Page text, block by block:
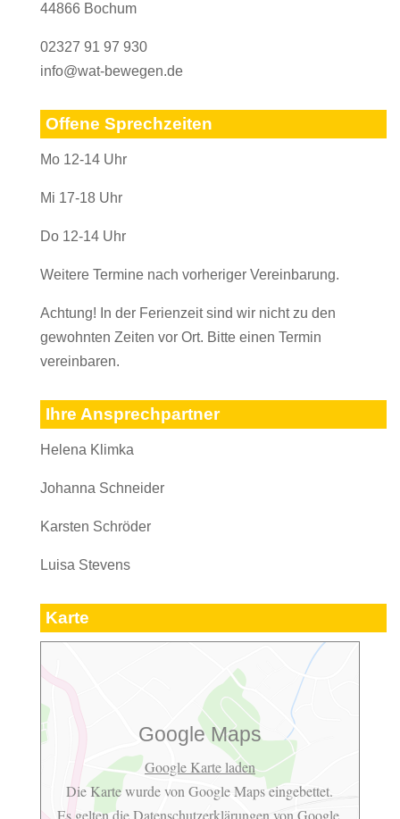
44866 Bochum
02327 91 97 930
info@wat-bewegen.de
Offene Sprechzeiten
Mo 12-14 Uhr
Mi 17-18 Uhr
Do 12-14 Uhr
Weitere Termine nach vorheriger Vereinbarung.
Achtung! In der Ferienzeit sind wir nicht zu den
gewohnten Zeiten vor Ort. Bitte einen Termin
vereinbaren.
Ihre Ansprechpartner
Helena Klimka
Johanna Schneider
Karsten Schröder
Luisa Stevens
Karte
Google Maps
Google Karte laden
Die Karte wurde von Google Maps eingebettet.
Es gelten dieDatenschutzerklärungen von Google.